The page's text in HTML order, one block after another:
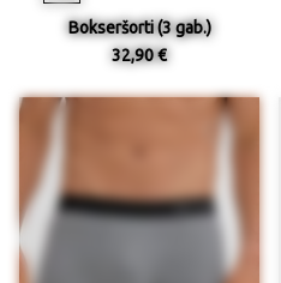
Bokseršorti (3 gab.)
32,90 €